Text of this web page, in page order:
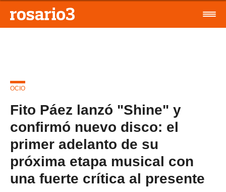
OCIO
Fito Páez lanzó "Shine" y
confirmó nuevo disco: el
primer adelanto de su
próxima etapa musical con
una fuerte crítica al presente